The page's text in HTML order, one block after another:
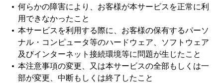
何らかの障害により、お客様が本サービスを正常に利
用できなかったこと
本サービスを利用する際に、お客様の保有するパーソ
ナル・コンピュータ等のハードウェア、ソフトウェア
及びインターネット接続環境等に問題が生じたこと
本注意事項の変更、又は本サービスの全部もしくは一
部が変更、中断もしくは終了したこと